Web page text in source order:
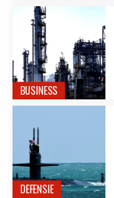
BUSINESS
DEFENSIE